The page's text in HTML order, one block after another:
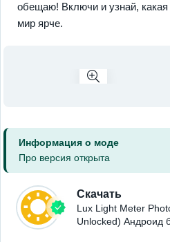
обещаю! Включи и узнай,
мир ярче.
Информация о моде
Про версия открыта
Скачать
Lux Light Meter
Unlocked) Андроид